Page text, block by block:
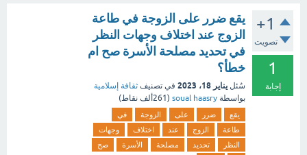
+1
تصويت
1
إجابة
يقع ضرر على الزوجة في طاعة
الزوج عند اختلاف وجهات النظر
في تحديد مصلحة الأسرة صح ام
خطأ؟
سُئل يناير 18، 2023 في تصنيف ثقافة إسلامية
بواسطة soual haasry
( 261ألف نقاط)
يقع ضرر على الزوجة
في
طاعة
الزوج عند اختلاف
وجهات
النظر
تحديد مصلحة الأسرة
صح